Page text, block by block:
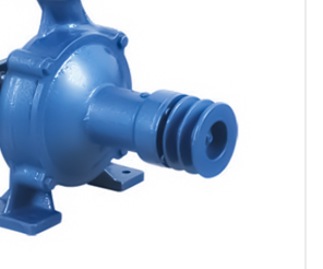
и позволяют операторам
насосом без необходимости
Этот аспект особенно полезен в
где время имеет решающее значение, а
может повысить
эффективность:
этот насос отличается легкостью,